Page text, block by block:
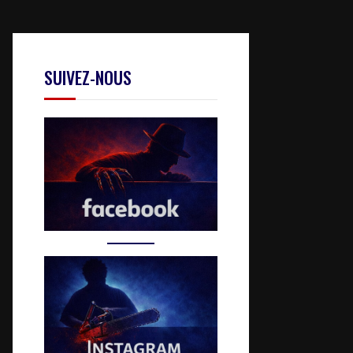
SUIVEZ-NOUS